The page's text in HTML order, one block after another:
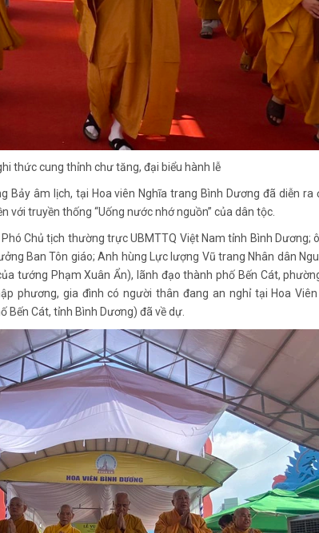
thức cung thỉnh chư tăng, đại biểu hành lễ
Bảy âm lịch, tại Hoa viên Nghĩa trang Bình Dương đã diễn ra
với truyền thống “Uống nước nhớ nguồn” của dân tộc.
Chủ tịch thường trực UBMTTQ Việt Nam tỉnh Bình Dương;
Ban Tôn giáo; Anh hùng Lực lượng Vũ trang Nhân dân
tướng Phạm Xuân Ẩn), lãnh đạo thành phố Bến Cát,
phương, gia đình có người thân đang an nghỉ tại Hoa
Bến Cát, tỉnh Bình Dương) đã về dự.